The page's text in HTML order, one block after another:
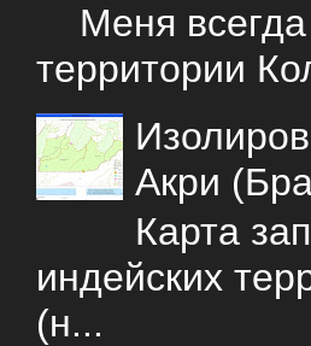
Меня всегда
территории
Акри
Карта
индейских
(н...